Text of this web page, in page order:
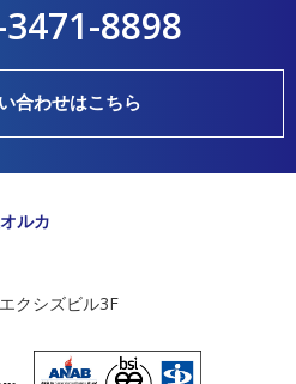
8898
合わせはこちら
ルカ
クシズビル3F